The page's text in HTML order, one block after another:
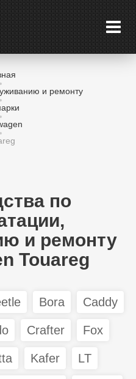
и ремонту
по
и ремонту
Touareg
Bora Caddy
Crafter Fox
Kafer LT